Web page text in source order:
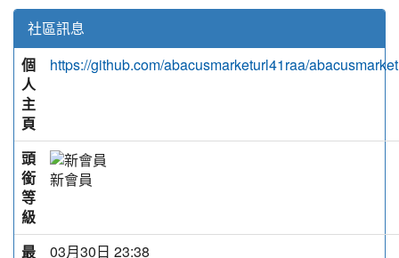
社區訊息
個
人
主
頁
https://github.com/abacusmarketurl41raa/
頭
銜
等
級
新會員
最
03月30日 23:38